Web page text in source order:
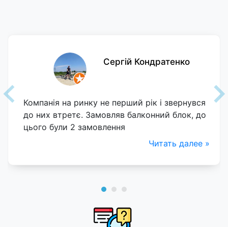
Сергій Кондратенко
Компанія на ринку не перший рік і звернувся
до них втретє. Замовляв балконний блок, до
цього були 2 замовлення
Читать далее »